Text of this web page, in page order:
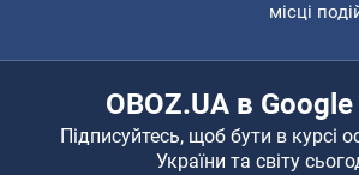
місці
OBOZ.UA в
Підписуйтесь, щоб бути в курсі
України та світу